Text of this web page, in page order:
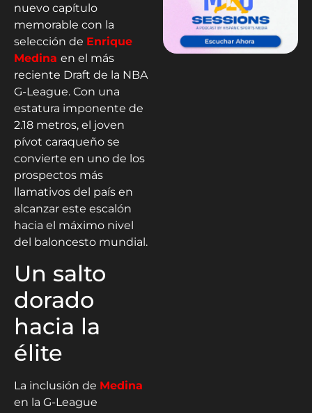
nuevo capítulo
memorable con la
selección de Enrique
Medina en el más
reciente Draft de la NBA
G-League. Con una
estatura imponente de
2.18 metros, el joven
pívot caraqueño se
convierte en uno de los
prospectos más
llamativos del país en
alcanzar este escalón
hacia el máximo nivel
del baloncesto mundial.
Un salto
dorado
hacia la
élite
La inclusión de Medina
en la G-League